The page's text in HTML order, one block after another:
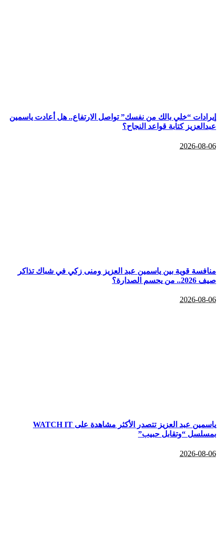
إيرادات “خلي بالك من نفسك” تواصل الارتفاع.. هل أعادت ياسمين
عبدالعزيز كتابة قواعد النجاح؟
2026-08-06
منافسة قوية بين ياسمين عبد العزيز ومنى زكي في شباك تذاكر
صيف 2026.. من يحسم الصدارة؟
2026-08-06
ياسمين عبد العزيز تتصدر الأكثر مشاهدة على WATCH IT
بمسلسل “وتقابل حبيب”
2026-08-06